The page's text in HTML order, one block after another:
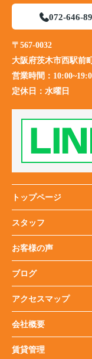
072-646-
〒567-0032
大阪府茨木市西駅前
営業時間：
定休日： 水曜日
トップページ
スタッフ
お客様の声
ブログ
アクセスマップ
会社概要
賃貸管理